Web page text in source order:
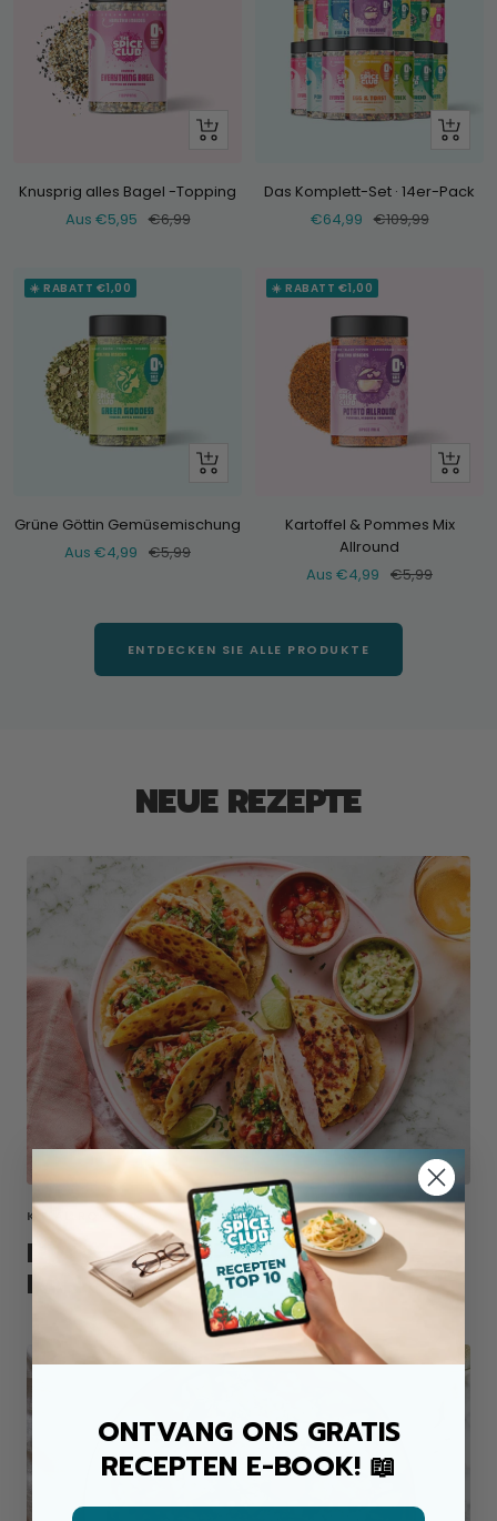
Schau
Knusprig alles Bagel -Topping
Verkaufspreis
Aus €5,95 Normaler
€6,99
+
Das Komplett-Set · 14er-Pack
Verkaufspreis
€64,99 Normaler
€109,99
☀️ RABATT €1,00
Schau
Grüne Göttin Gemüsemischung
Verkaufspreis
Aus €4,99 Normaler
€5,99
☀️ RABATT €1,00
Schau
Kartoffel & Pommes Mix
Allround
Verkaufspreis
Aus €4,99 Normaler
€5,99
ENTDECKEN SIE ALLE PRODUKTE
NEUE REZEPTE
KIP ALLROUND MIX
KROKANTE KIP TACO'S UIT DE
PAN
ONTVANG ONS GRATIS
RECEPTEN E-BOOK! 📖